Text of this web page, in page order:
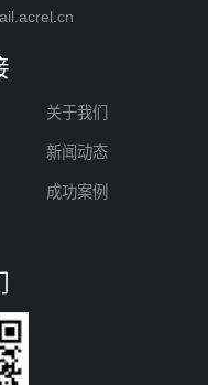
关于我们
新闻动态
成功案例